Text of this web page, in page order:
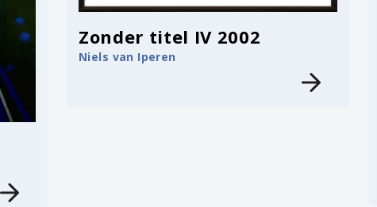
Zonder titel IV 2002
Niels van Iperen